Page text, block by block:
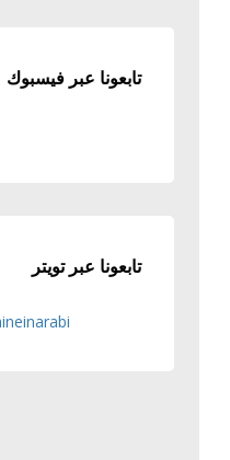
تابعونا عبر فيسبوك
تابعونا عبر تويتر